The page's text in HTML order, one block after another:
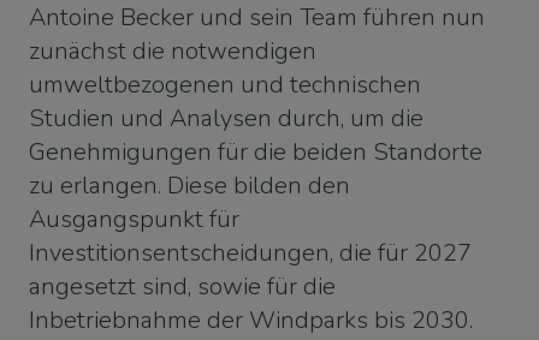
Antoine Becker und sein Team führen nun
zunächst die notwendigen
umweltbezogenen und technischen
Studien und Analysen durch, um die
Genehmigungen für die beiden Standorte
zu erlangen. Diese bilden den
Ausgangspunkt für
Investitionsentscheidungen, die für 2027
angesetzt sind, sowie für die
Inbetriebnahme der Windparks bis 2030.